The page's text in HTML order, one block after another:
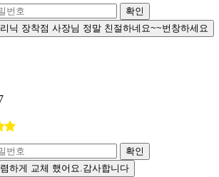
확인
닉 장착점 사장님 정말 친절하네요~~번창하세요
확인
하게 교체 했어요.감사합니다